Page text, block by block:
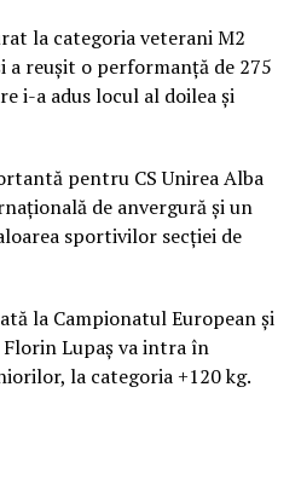
la categoria veterani M2
a reușit o performanță de 275
i-a adus locul al doilea și
pentru CS Unirea Alba
de anvergură și un
sportivilor secției de
la Campionatul European și
Lupaș va intra în
la categoria +120 kg.